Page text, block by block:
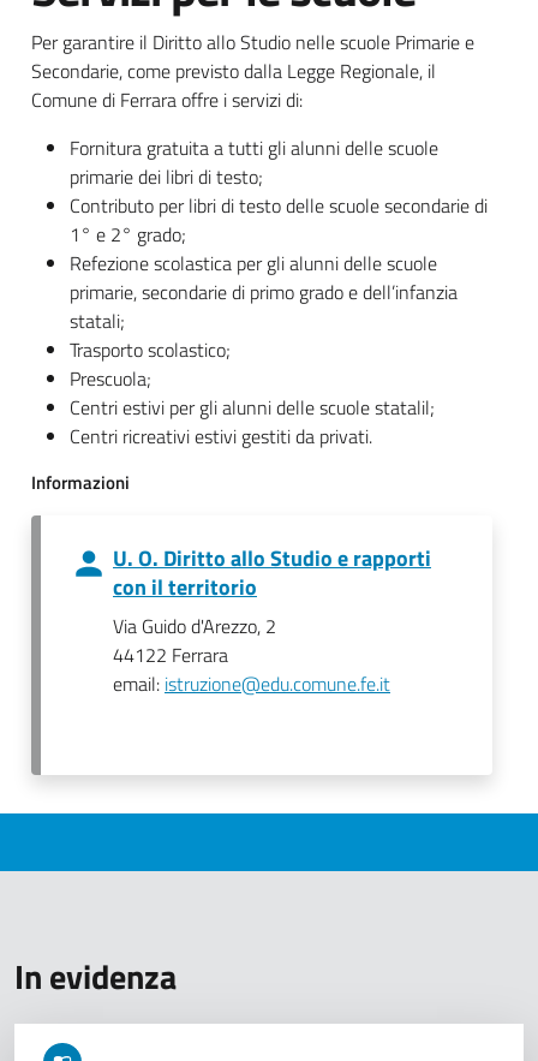
Per garantire il Diritto allo Studio nelle scuole Primarie e
Secondarie, come previsto dalla Legge Regionale, il
Comune di Ferrara offre i servizi di:
Fornitura gratuita a tutti gli alunni delle scuole
primarie dei libri di testo;
Contributo per libri di testo delle scuole secondarie di
1° e 2° grado;
Refezione scolastica per gli alunni delle scuole
primarie, secondarie di primo grado e dell’infanzia
statali;
Trasporto scolastico;
Prescuola;
Centri estivi per gli alunni delle scuole statalil;
Centri ricreativi estivi gestiti da privati.
Informazioni
U. O. Diritto allo Studio e rapporti
con il territorio
Via Guido d'Arezzo, 2
44122 Ferrara
email: istruzione@edu.comune.fe.it
In evidenza